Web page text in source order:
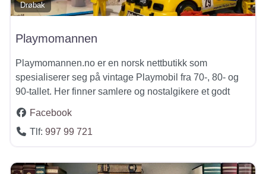
Drøbak
Playmomannen
Playmomannen.no er en norsk nettbutikk som
spesialiserer seg på vintage Playmobil fra 70‑, 80‑ og
90‑tallet. Her finner samlere og nostalgikere et godt
Facebook
Tlf: 997 99 721